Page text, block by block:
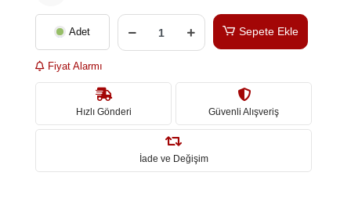
Adet Sepete Ekle
Fiyat Alarmı
Hızlı Gönderi Güvenli Alışveriş
İade ve Değişim